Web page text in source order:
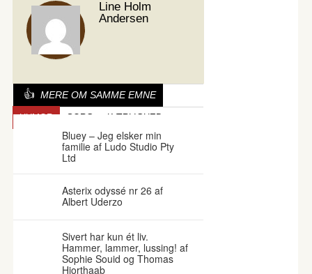
Line Holm
Andersen
MERE OM SAMME EMNE
HUMOR SORG KÆRLIGHED
Bluey – Jeg elsker min
familie af Ludo Studio Pty
Ltd
Asterix odyssé nr 26 af
Albert Uderzo
Sivert har kun ét liv.
Hammer, lammer, lussing! af
Sophie Souid og Thomas
Hjorthaab